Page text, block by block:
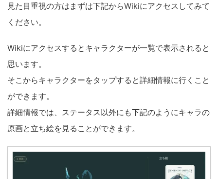
見た目重視の方はまずは下記からWikiにアクセスしてみて
ください。
Wikiにアクセスするとキャラクターが一覧で表示されると
思います。
そこからキャラクターをタップすると詳細情報に行くこと
ができます。
詳細情報では、ステータス以外にも下記のようにキャラの
原画と立ち絵を見ることができます。